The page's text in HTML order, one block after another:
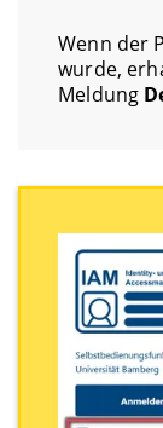
Wenn der
wurde,
Meldung